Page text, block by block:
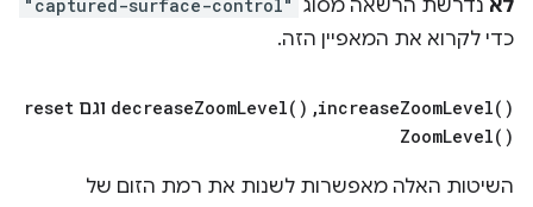
לא נדרשת הרשאה מסוג "captured-surface-control"
כדי לקרוא את המאפיין הזה.
increaseZoomLevel( )
,
decreaseZoomLevel( ) וגם reset
ZoomLevel( )
השיטות האלה מאפשרות לשנות את רמת הזום של